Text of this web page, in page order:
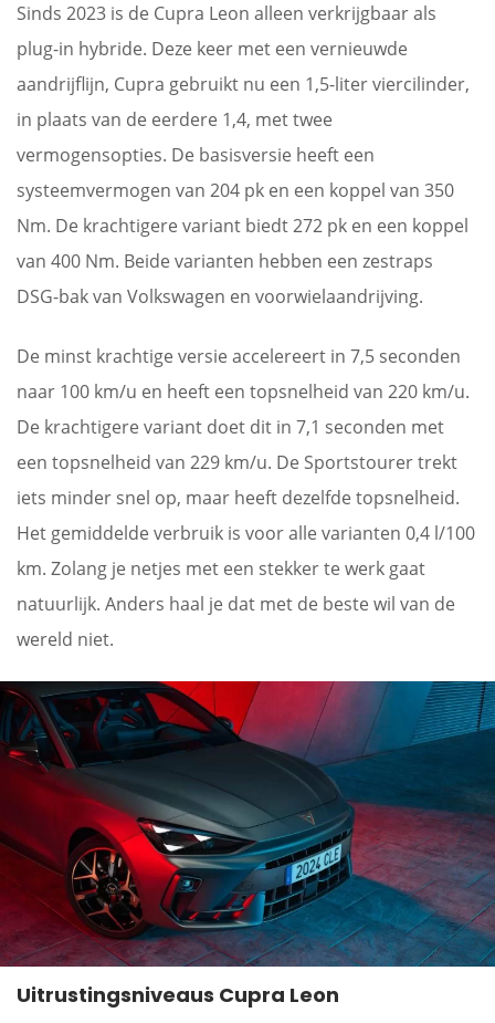
Sinds 2023 is de Cupra Leon alleen verkrijgbaar als
plug-in hybride. Deze keer met een vernieuwde
aandrijflijn, Cupra gebruikt nu een 1,5-liter viercilinder,
in plaats van de eerdere 1,4, met twee
vermogensopties. De basisversie heeft een
systeemvermogen van 204 pk en een koppel van 350
Nm. De krachtigere variant biedt 272 pk en een koppel
van 400 Nm. Beide varianten hebben een zestraps
DSG-bak van Volkswagen en voorwielaandrijving.
De minst krachtige versie accelereert in 7,5 seconden
naar 100 km/u en heeft een topsnelheid van 220 km/u.
De krachtigere variant doet dit in 7,1 seconden met
een topsnelheid van 229 km/u. De Sportstourer trekt
iets minder snel op, maar heeft dezelfde topsnelheid.
Het gemiddelde verbruik is voor alle varianten 0,4 l/100
km. Zolang je netjes met een stekker te werk gaat
natuurlijk. Anders haal je dat met de beste wil van de
wereld niet.
Uitrustingsniveaus Cupra Leon